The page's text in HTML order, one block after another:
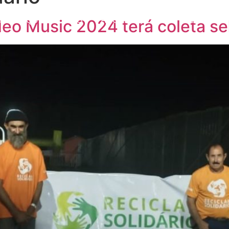
QUEM SOMOS PARCEIROS ORATÓRIA
Music 2024 terá coleta